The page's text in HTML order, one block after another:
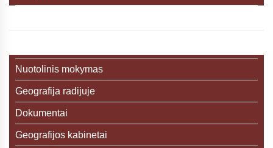
Nuotolinis mokymas
Geografija radijuje
Dokumentai
Geografijos kabinetai